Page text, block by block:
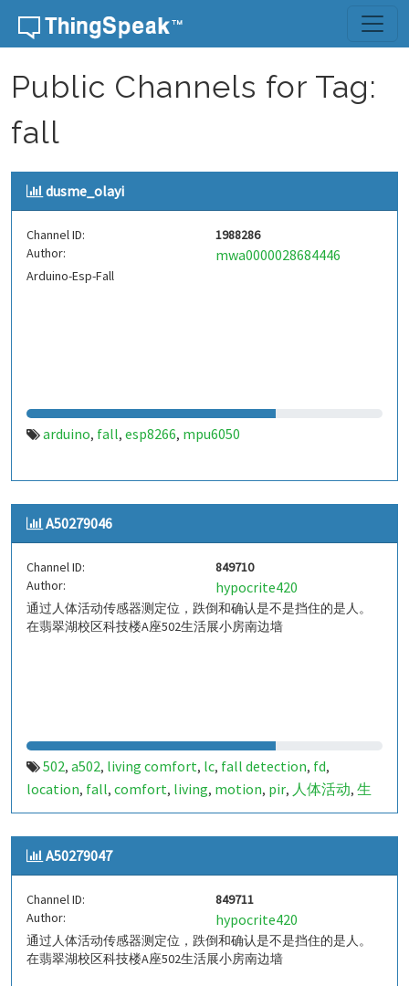
Skip to content
Public Channels for Tag:
fall
dusme_olayi
Channel ID:
1988286
Author:
mwa0000028684446
Arduino-Esp-Fall
arduino, fall, esp8266, mpu6050
A50279046
Channel ID:
849710
Author:
hypocrite420
通过人体活动传感器测定位，跌倒和确认是不是挡住的是人。
在翡翠湖校区科技楼A座502生活展小房南边墙
502, a502, living comfort, lc, fall detection, fd,
location, fall, comfort, living, motion, pir, 人体活动, 生
活,tanbir,跌倒,定位,哈山,室内定位,室内,indoor,
indoor living comfort,ilc,indoor living quality,ilq,
a50279046,849710
A50279047
Channel ID:
849711
Author:
hypocrite420
通过人体活动传感器测定位，跌倒和确认是不是挡住的是人。
在翡翠湖校区科技楼A座502生活展小房南边墙